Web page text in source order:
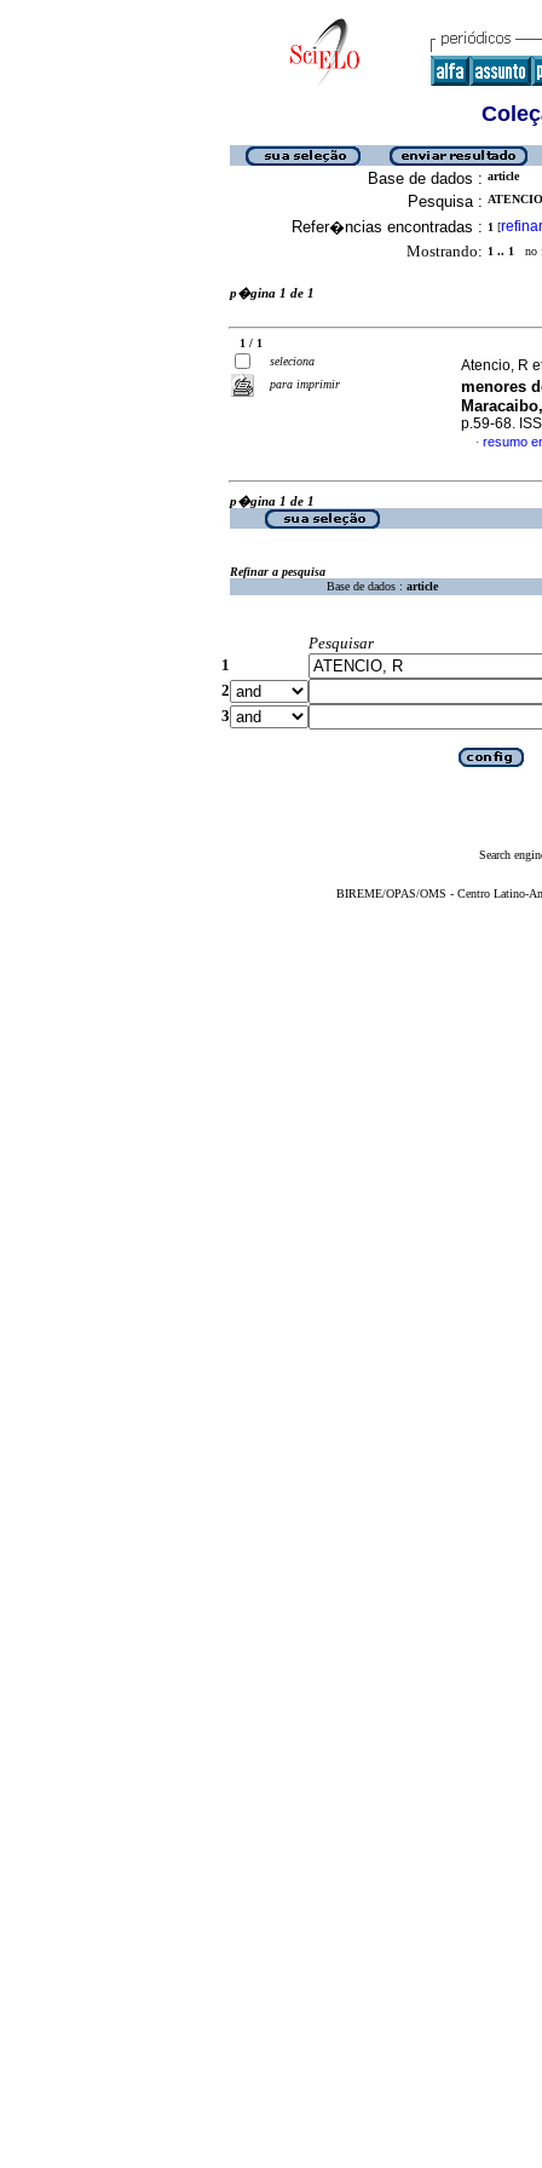
Base de dados : article
Pesquisa :
Refer�ncias encontradas : 1 [refinar
Mostrando: 1 .. 1 no
p�gina 1 de 1
1 / 1
seleciona
para imprimir
Atencio, R
menores
p.59-68.
· resumo
p�gina 1 de 1
Refinar a pesquisa
Base de dados : article
Pesquisar
1
2
3
Search
BIREME/OPAS/OMS - Centro Latino-